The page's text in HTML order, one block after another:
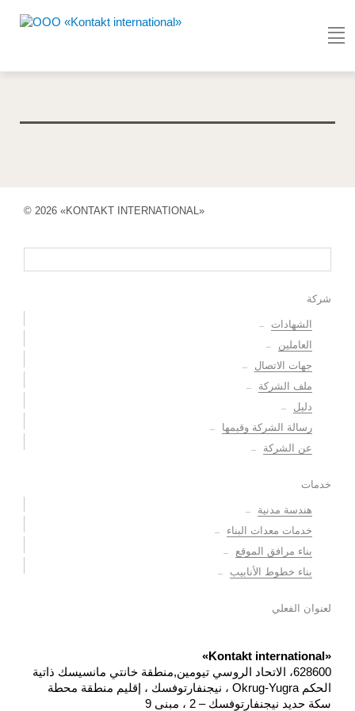
© 2026 «KONTAKT INTERNATIONAL»
شركة
الشهادات
العاملين
جهات الاتصال
ملف الشركة
دليل
رسالة الشركة وقيمها
عن الشركة
خدمات
هندسة مدنية
خدمات معدات البناء
بناء مرافق الموقع
بناء خطوط الأنابيب
لعنوان الفعلي
«Kontakt international»
628600، الاتحاد الروسي تيومين,منطقة خانتي مانسيسك ذاتية
الحكم Okrug-Yugra ، نيجنفارتوفسك ، إقليم منطقة محطة
سكة حديد نيجنفارتوفسك – 2 ، مبنى 9